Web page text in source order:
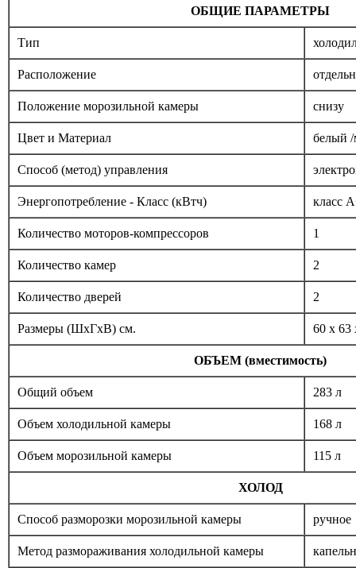
ОБЩИЕ ПАРАМЕТРЫ
Тип
Расположение
Положение морозильной камеры снизу
Цвет и Материал белый /
Способ (метод) управления
Энергопотребление - Класс (кВтч) класс
Количество моторов-компрессоров 1
Количество камер 2
Количество дверей 2
Размеры (ШxГxВ) см. 60 x 63
ОБЪЕМ (вместимость)
Общий объем 283 л
Объем холодильной камеры 168 л
Объем морозильной камеры 115 л
ХОЛОД
Способ разморозки морозильной камеры ручное
Метод размораживания холодильной камеры